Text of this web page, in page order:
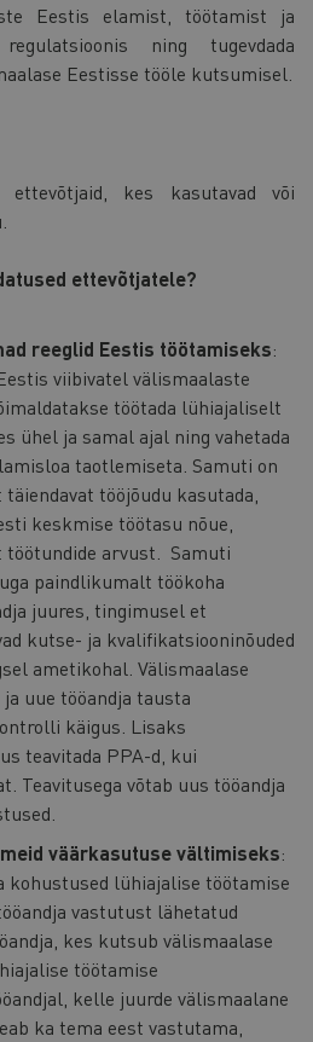
Eestis elamist, töötamist ja
ning tugevdada
Eestisse tööle kutsumisel.
ettevõtjaid, kes kasutavad või
ettevõtjatele?
reeglid Eestis töötamiseks:
viibivatel välismaalaste
töötada lühiajaliselt
ühel ja samal ajal ning vahetada
taotlemiseta. Samuti on
tööjõudu kasutada,
keskmise töötasu nõue,
töötundide arvust. Samuti
paindlikumalt töökoha
juures, tingimusel et
kutse- ja kvalifikatsiooninõuded
ametikohal. Välismaalase
uue tööandja tausta
käigus. Lisaks
teavitada PPA-d, kui
Teavitusega võtab uus tööandja
väärkasutuse vältimiseks:
kohustused lühiajalise töötamise
vastutust lähetatud
kes kutsub välismaalase
töötamise
kelle juurde välismaalane
ka tema eest vastutama,